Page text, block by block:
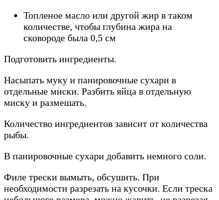
Топленое масло или другой жир в таком
количестве, чтобы глубина жира на
сковороде была 0,5 см
Подготовить ингредиенты.
Насыпать муку и панировочные сухари в
отдельные миски. Разбить яйца в отдельную
миску и размешать.
Количество ингредиентов зависит от количества
рыбы.
В панировочные сухари добавить немного соли.
Филе трески вымыть, обсушить. При
необходимости разрезать на кусочки. Если треска